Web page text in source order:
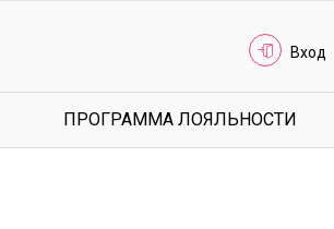
Вход
ПРОГРАММА ЛОЯЛЬНОСТИ